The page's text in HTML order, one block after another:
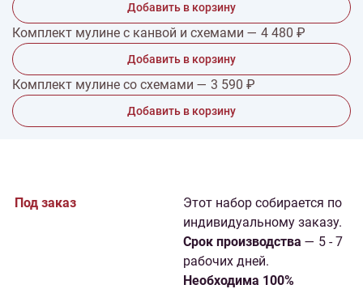
Добавить в корзину
Комплект мулине с канвой и схемами — 4 480 ₽
Добавить в корзину
Комплект мулине со схемами — 3 590 ₽
Добавить в корзину
Под заказ
Этот набор собирается по
индивидуальному заказу.
Cрок производства — 5 - 7
рабочих дней.
Необходима 100%